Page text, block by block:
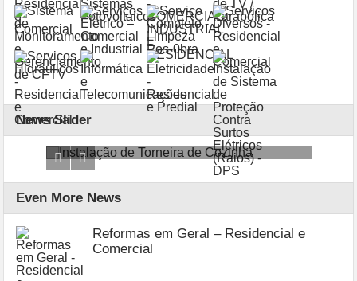
News Slider
e Instalação de Torneira de Cozinha
Even More News
Reformas em Geral – Residencial e
Comercial